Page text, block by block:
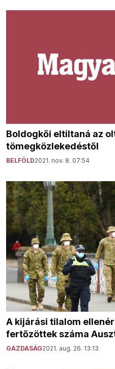
Boldogkői eltiltaná az
tömegközlekedéstől
BELFÖLD2021. nov. 8. 07:54
A kijárási tilalom
fertőzöttek száma
GAZDASÁG2021. aug. 26. 13:13